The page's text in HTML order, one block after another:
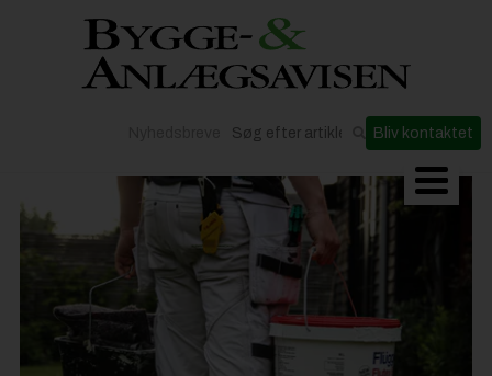
Bliv kontaktet
Byggeriets udvikling
Materialer og løsninger
Byggepladsen
Anlæg
Til Håndværkeren